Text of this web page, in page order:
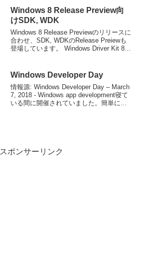
Windows 8 Release Preview向
けSDK, WDK
Windows 8 Release Previewのリリースに
合わせ、SDK, WDKのRelease Preiewも
登場しています。 Windows Driver Kit 8
Windows Developer Day
情報源: Windows Developer Day – March
7, 2018 - Windows app development寝て
いる間に開催されていました。簡単にま
スポンサーリンク